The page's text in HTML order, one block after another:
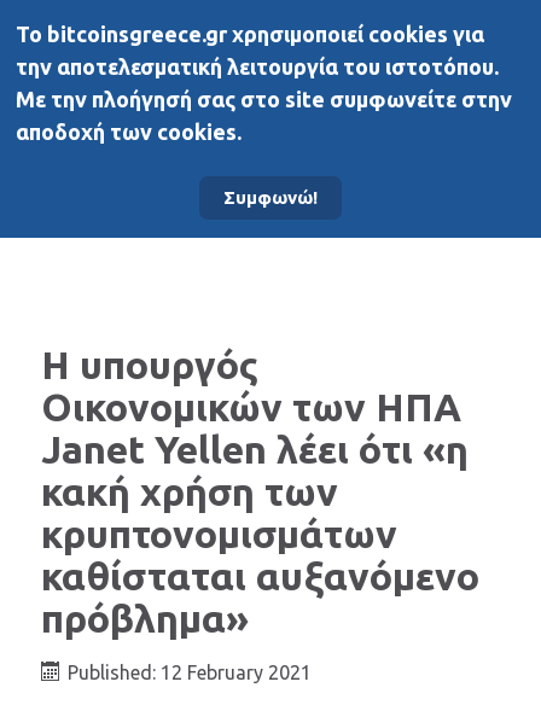
BitcoinsGreece
Νέα
Η υπουργός
Οικονομικών των ΗΠΑ
Janet Yellen λέει ότι «η
κακή χρήση των
κρυπτονομισμάτων
καθίσταται αυξανόμενο
πρόβλημα»
Published: 12 February 2021
To bitcoinsgreece.gr χρησιμοποιεί cookies για
την αποτελεσματική λειτουργία του ιστοτόπου.
Με την πλοήγησή σας στο site συμφωνείτε στην
αποδοχή των cookies.
Συμφωνώ!